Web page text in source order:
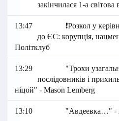
закінчилася 1-а
13:47
❗️Розкол у
до ЄС: корупція,
Політклуб
13:29
"Трохи
послідовників і
ніцой" - Маson Lemberg
13:10 "Авдеевка…" -